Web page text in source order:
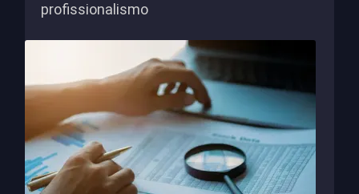
profissionalismo